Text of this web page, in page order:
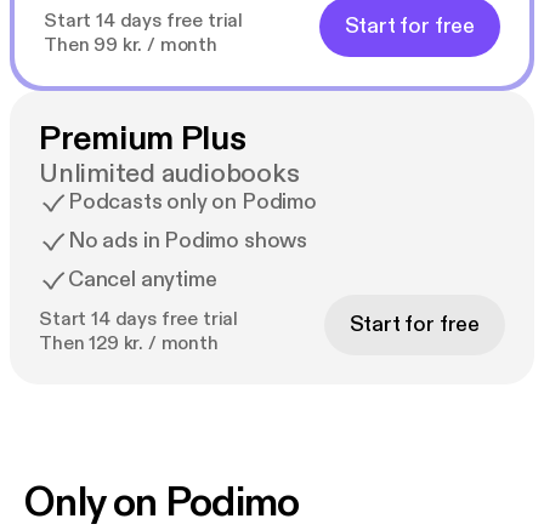
Start 14 days free trial
Then 99 kr. / month
Start for free
Premium Plus
Unlimited audiobooks
Podcasts only on Podimo
No ads in Podimo shows
Cancel anytime
Start 14 days free trial
Then 129 kr. / month
Start for free
Only on Podimo